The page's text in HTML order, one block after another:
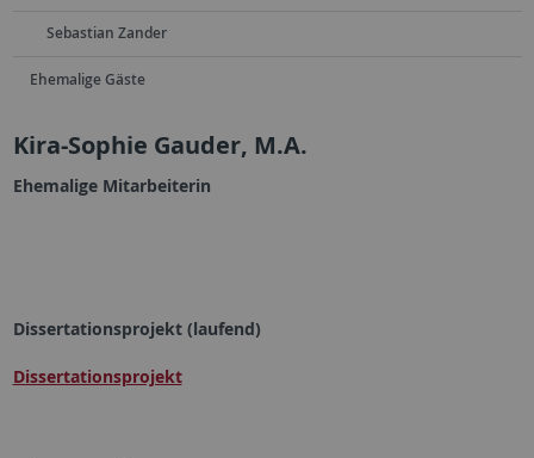
Sebastian Zander
Ehemalige Gäste
Kira-Sophie Gauder, M.A.
Ehemalige Mitarbeiterin
Dissertationsprojekt (laufend)
Dissertationsprojekt